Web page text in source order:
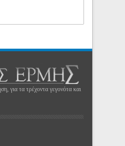
για τα τρέχοντα γεγονότα και